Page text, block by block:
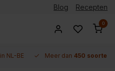
Blog Recepten
0
in NL-BE Meer dan 450 soorten